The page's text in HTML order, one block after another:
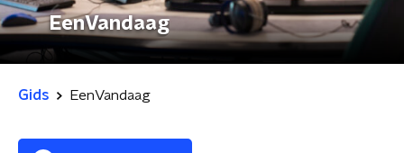
EenVandaag
Gids EenVandaag